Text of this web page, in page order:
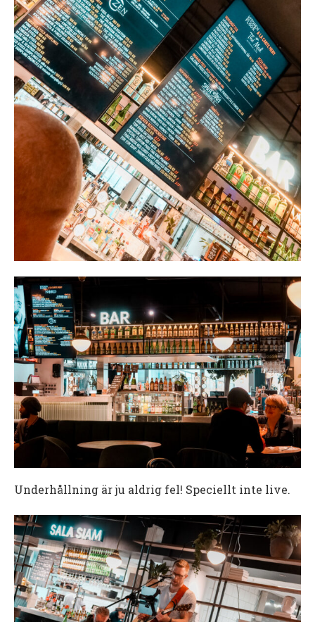
Underhållning är ju aldrig fel! Speciellt inte live.